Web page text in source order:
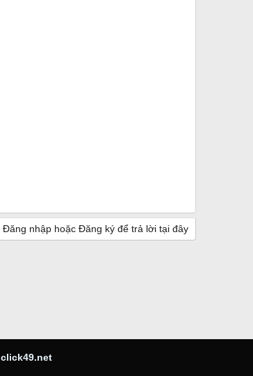
Đăng nhập hoặc Đăng ký để trả lời tại đây